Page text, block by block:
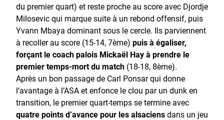
du premier quart) et reste proche au score avec Djordje
Milosevic qui marque suite à un rebond offensif, puis
Yvann Mbaya dominant sous le cercle. Ils parviennent
à recoller au score (15-14, 7ème) puis à égaliser,
forçant le coach palois Mickaël Hay à prendre le
premier temps-mort du match (18-18, 8ème).
Après un bon passage de Carl Ponsar qui donne
l’avantage à l’ASA et enfonce le clou par un dunk en
transition, le premier quart-temps se termine avec
quatre points d’avance pour les alsaciensdans un jeu